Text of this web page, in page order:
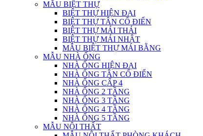
MẪU BIỆT THỰ
BIỆT THỰ HIỆN ĐẠI
BIỆT THỰ TÂN CỔ ĐIỂN
BIỆT THỰ MÁI THÁI
BIỆT THỰ MÁI NHẬT
MẪU BIỆT THỰ MÁI BẰNG
MẪU NHÀ ỐNG
NHÀ ỐNG HIỆN ĐẠI
NHÀ ỐNG TÂN CỔ ĐIỂN
NHÀ ỐNG CẤP 4
NHÀ ỐNG 2 TẦNG
NHÀ ỐNG 3 TẦNG
NHÀ ỐNG 4 TẦNG
NHÀ ỐNG 5 TẦNG
MẪU NỘI THẤT